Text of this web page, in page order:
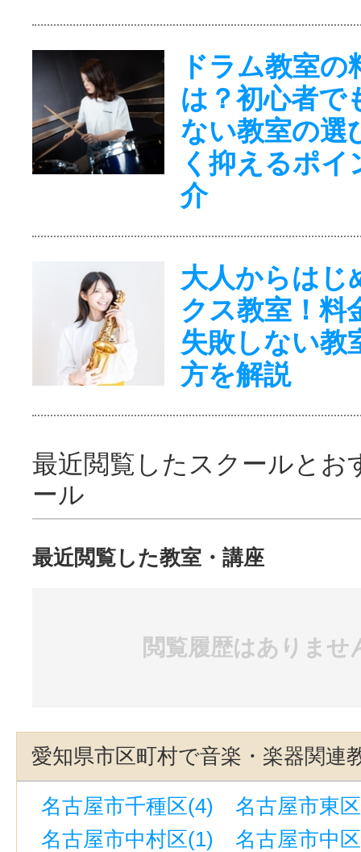
ドラム教室の
は？初心者で
ない教室の選
く抑えるポイ
介
大人からはじ
クス教室！料
失敗しない教
方を解説
最近閲覧したスクールとお
ール
最近閲覧した教室・講座
閲覧履歴はありませ
愛知県市区町村で音楽・楽器関連
名古屋市千種区(4)
名古屋市東
名古屋市中村区(1)
名古屋市中